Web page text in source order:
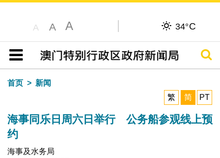
A A A 34°C
目录
搜寻
首页
新闻
繁
简 PT
海事同乐日周六日举行 公务船参观线上预
约
海事及水务局